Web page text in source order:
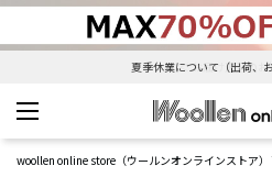
夏季休業について（出荷、
woollen online store（ウールンオンラインストア）